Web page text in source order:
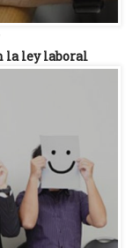
la ley laboral